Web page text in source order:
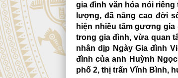
gia đình văn hóa nói
lượng, đã nâng cao đời
hiện nhiều tấm gương
trong gia đình, vừa quan
nhân dịp Ngày Gia đình
đình của anh Huỳnh
phố 2, thị trấn Vĩnh Bình,